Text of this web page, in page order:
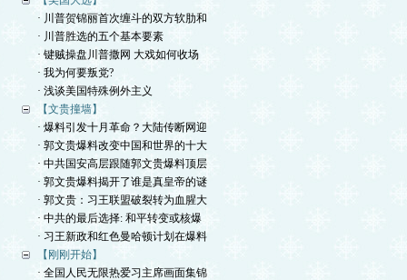
· 川普贺锦丽首次缠斗的双方软肋和
· 川普胜选的五个基本要素
· 键贼操盘川普撒网 大戏如何收场
· 我为何要叛党?
· 浅谈美国特殊例外主义
【文贵撞墙】
· 爆料引发十月革命？大陆传断网迎
· 郭文贵爆料改变中国和世界的十大
· 中共国安高层跟随郭文贵爆料顶层
· 郭文贵爆料揭开了谁是真皇帝的谜
· 郭文贵：习王联盟破裂转为血腥大
· 中共的最后选择: 和平转变或核爆
· 习王新政和红色曼哈顿计划在爆料
【刚刚开始】
· 全国人民无限热爱习主席画面集锦